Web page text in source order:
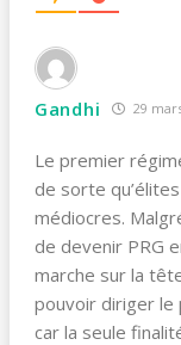
Gandhi 29
Le premier
de sorte
médiocres.
de devenir PRG
marche sur la
pouvoir diriger le
car la seule